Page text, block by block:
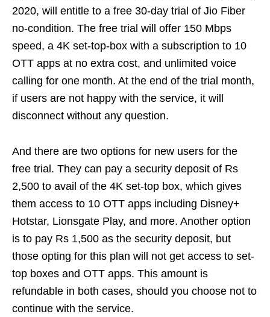
2020, will entitle to a free 30-day trial of Jio Fiber
no-condition. The free trial will offer 150 Mbps
speed, a 4K set-top-box with a subscription to 10
OTT apps at no extra cost, and unlimited voice
calling for one month. At the end of the trial month,
if users are not happy with the service, it will
disconnect without any question.
And there are two options for new users for the
free trial. They can pay a security deposit of Rs
2,500 to avail of the 4K set-top box, which gives
them access to 10 OTT apps including Disney+
Hotstar, Lionsgate Play, and more. Another option
is to pay Rs 1,500 as the security deposit, but
those opting for this plan will not get access to set-
top boxes and OTT apps. This amount is
refundable in both cases, should you choose not to
continue with the service.